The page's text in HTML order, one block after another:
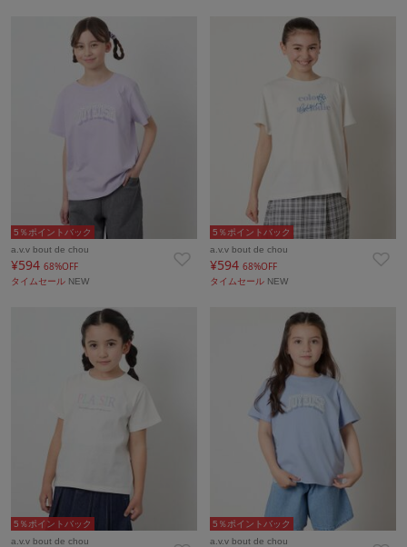
5％ポイントバック
a.v.v bout de chou
¥594 68%OFF
タイムセール NEW
5％ポイントバック
a.v.v bout de chou
¥59468%OFF
タイムセール NEW
5％ポイントバック
a.v.v bout de chou
5％ポイントバック
a.v.v bout de chou